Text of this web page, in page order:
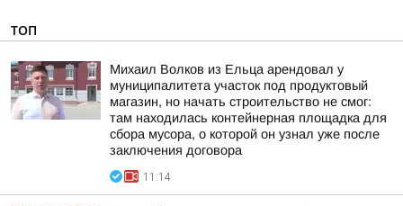
ТОП
Михаил Волков из Ельца арендовал у
муниципалитета участок под продуктовый
магазин, но начать строительство не смог:
там находилась контейнерная площадка для
сбора мусора, о которой он узнал уже после
заключения договора
11:14